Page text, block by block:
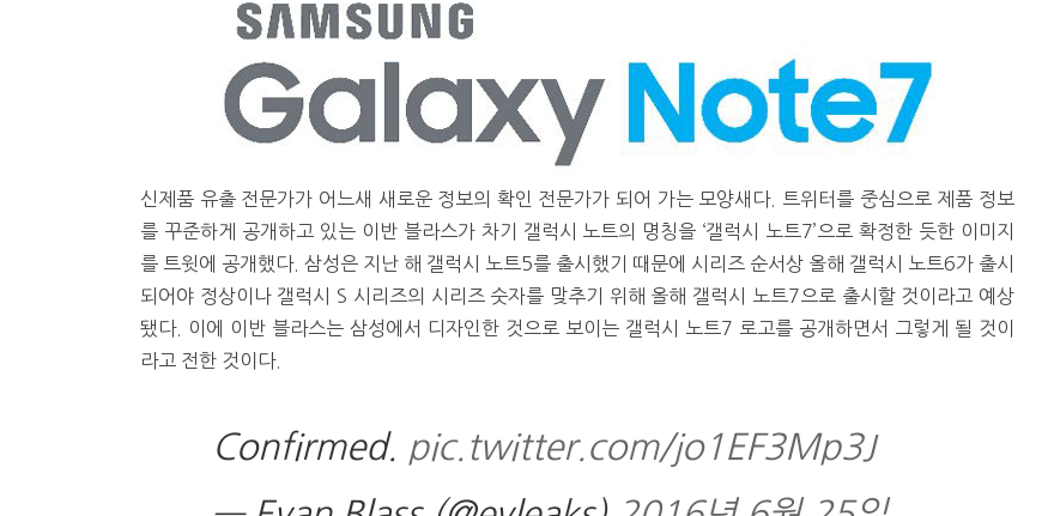
신제품 유출 전문가가 어느새 새로운 정보의 확인 전문가가 되어 가는 모양새다. 트위터를 중심으로 제품 정보
를 꾸준하게 공개하고 있는 이반 블라스가 차기 갤럭시 노트의 명칭을 ‘갤럭시 노트7’으로 확정한 듯한 이미지
를 트윗에 공개했다. 삼성은 지난 해 갤럭시 노트5를 출시했기 때문에 시리즈 순서상 올해 갤럭시 노트6가 출시
되어야 정상이나 갤럭시 S 시리즈의 시리즈 숫자를 맞추기 위해 올해 갤럭시 노트7으로 출시할 것이라고 예상
됐다. 이에 이반 블라스는 삼성에서 디자인한 것으로 보이는 갤럭시 노트7 로고를 공개하면서 그렇게 될 것이
라고 전한 것이다.
Confirmed. pic.twitter.com/jo1EF3Mp3J